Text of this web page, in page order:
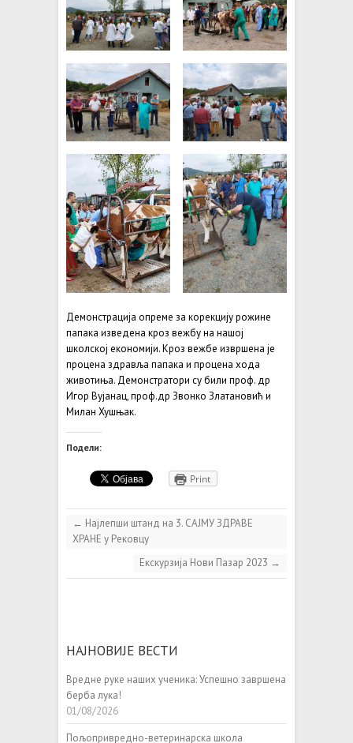
Демонстрација опреме за корекцију рожине
папака изведена кроз вежбу на нашој
школској економији. Кроз вежбе извршена је
процена здравља папака и процена хода
животиња. Демонстратори су били проф. др
Игор Вујанац, проф.др Звонко Златановић и
Милан Хушњак.
Подели:
Print
← Најлепши штанд на 3. САЈМУ ЗДРАВЕ
ХРАНЕ у Рековцу
Екскурзија Нови Пазар 2023 →
НАЈНОВИЈЕ ВЕСТИ
Вредне руке наших ученика: Успешно завршена
берба лука!
01/08/2026
Пољопривредно-ветеринарска школа